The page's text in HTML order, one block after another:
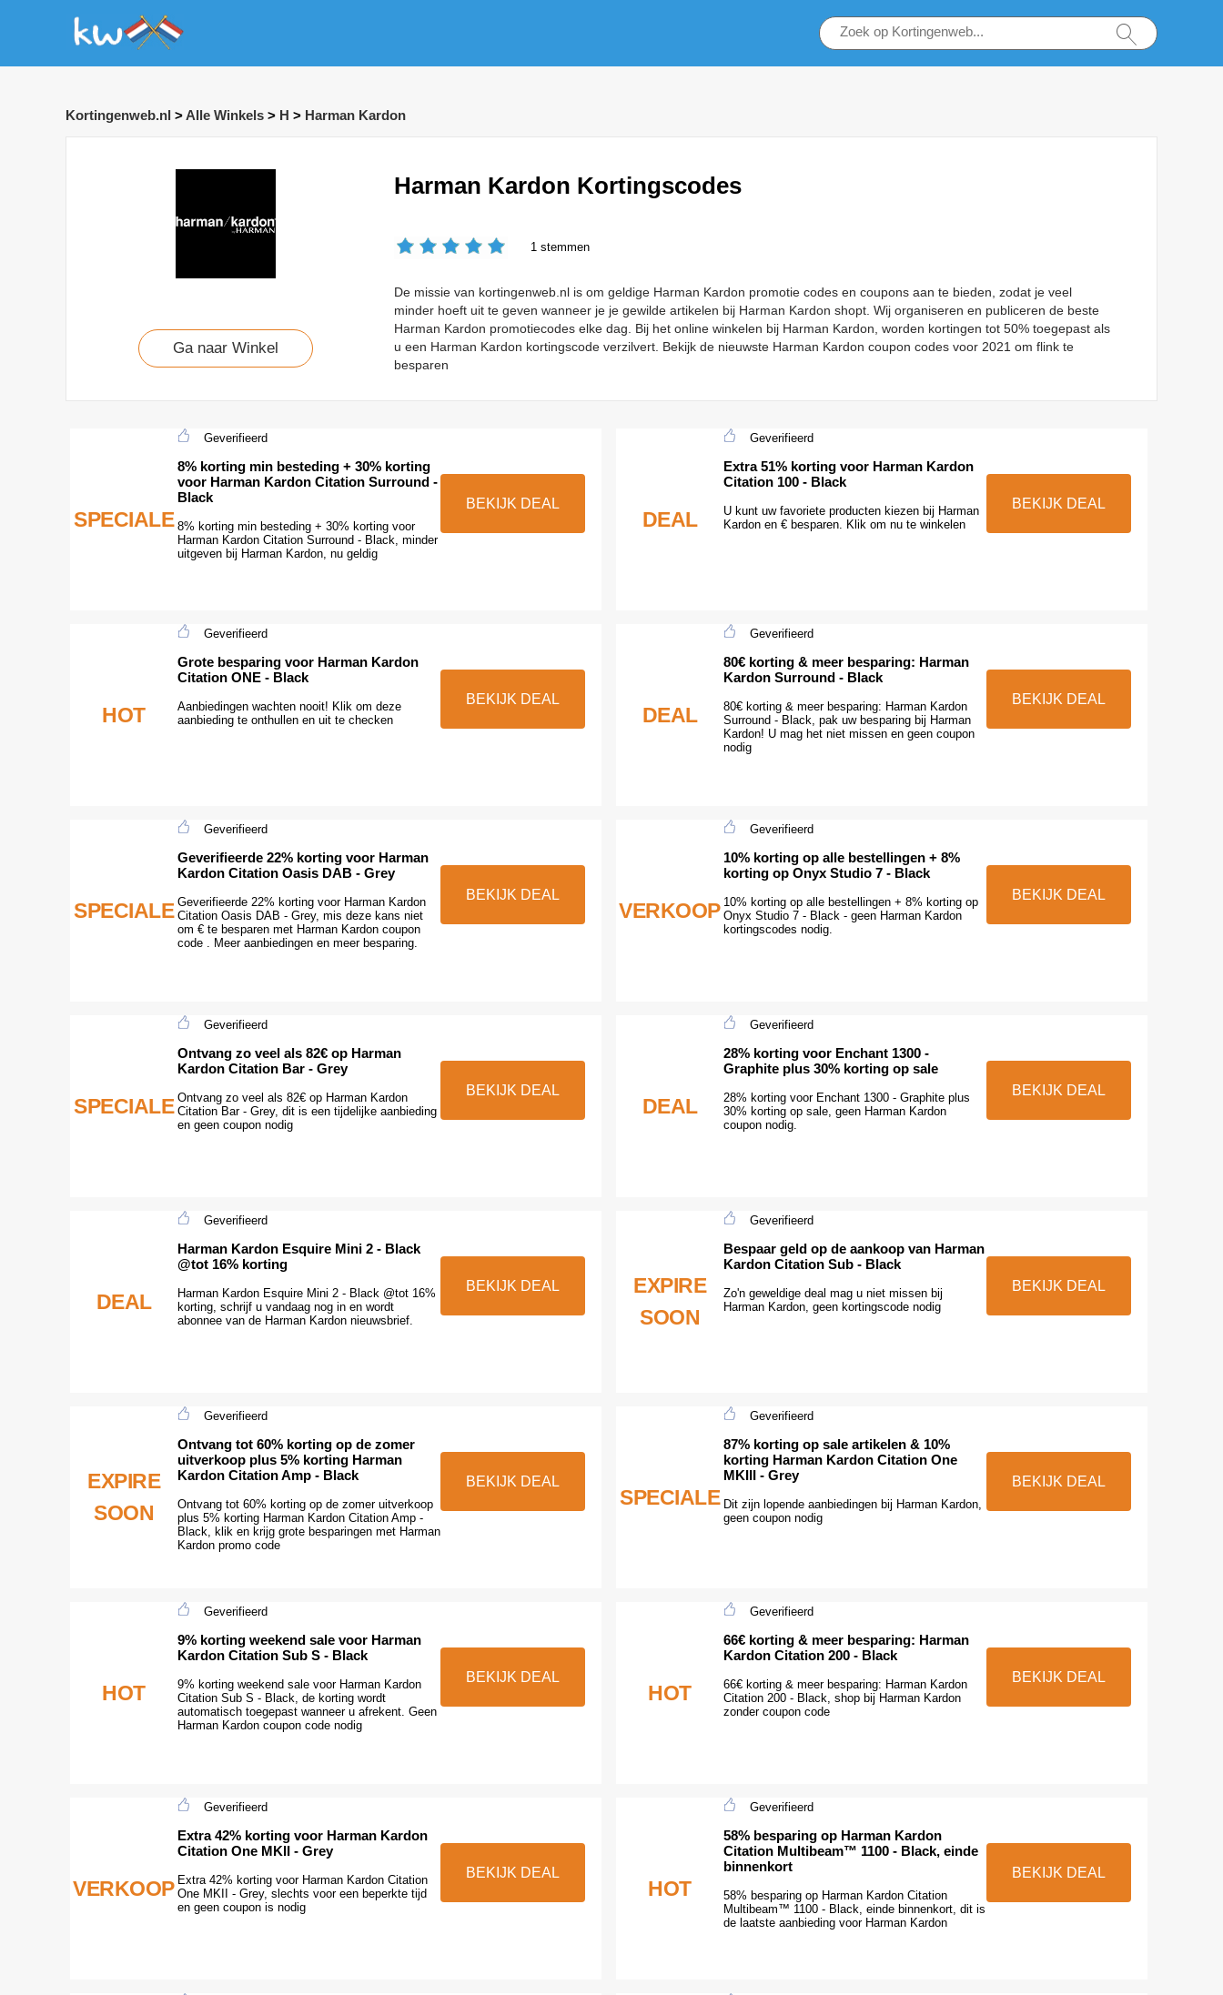
Kortingenweb.nl > Alle Winkels > H > Harman Kardon
Ga naar Winkel
Harman Kardon Kortingscodes
1 stemmen
De missie van kortingenweb.nl is om geldige Harman Kardon promotie codes en coupons aan te bieden, zodat je veel
minder hoeft uit te geven wanneer je je gewilde artikelen bij Harman Kardon shopt. Wij organiseren en publiceren de beste
Harman Kardon promotiecodes elke dag. Bij het online winkelen bij Harman Kardon, worden kortingen tot 50% toegepast als
u een Harman Kardon kortingscode verzilvert. Bekijk de nieuwste Harman Kardon coupon codes voor 2021 om flink te
besparen
SPECIALE
Geverifieerd
8% korting min besteding + 30% korting
voor Harman Kardon Citation Surround -
Black
8% korting min besteding + 30% korting voor
Harman Kardon Citation Surround - Black, minder
uitgeven bij Harman Kardon, nu geldig
BEKIJK DEAL
DEAL
Geverifieerd
Extra 51% korting voor Harman Kardon
Citation 100 - Black
U kunt uw favoriete producten kiezen bij Harman
Kardon en € besparen. Klik om nu te winkelen
BEKIJK DEAL
HOT
Geverifieerd
Grote besparing voor Harman Kardon
Citation ONE - Black
Aanbiedingen wachten nooit! Klik om deze
aanbieding te onthullen en uit te checken
BEKIJK DEAL
DEAL
Geverifieerd
80€ korting & meer besparing: Harman
Kardon Surround - Black
80€ korting & meer besparing: Harman Kardon
Surround - Black, pak uw besparing bij Harman
Kardon! U mag het niet missen en geen coupon
nodig
BEKIJK DEAL
SPECIALE
Geverifieerd
Geverifieerde 22% korting voor Harman
Kardon Citation Oasis DAB - Grey
Geverifieerde 22% korting voor Harman Kardon
Citation Oasis DAB - Grey, mis deze kans niet
om € te besparen met Harman Kardon coupon
code . Meer aanbiedingen en meer besparing.
BEKIJK DEAL
VERKOOP
Geverifieerd
10% korting op alle bestellingen + 8%
korting op Onyx Studio 7 - Black
10% korting op alle bestellingen + 8% korting op
Onyx Studio 7 - Black - geen Harman Kardon
kortingscodes nodig.
BEKIJK DEAL
SPECIALE
Geverifieerd
Ontvang zo veel als 82€ op Harman
Kardon Citation Bar - Grey
Ontvang zo veel als 82€ op Harman Kardon
Citation Bar - Grey, dit is een tijdelijke aanbieding
en geen coupon nodig
BEKIJK DEAL
DEAL
Geverifieerd
28% korting voor Enchant 1300 -
Graphite plus 30% korting op sale
28% korting voor Enchant 1300 - Graphite plus
30% korting op sale, geen Harman Kardon
coupon nodig.
BEKIJK DEAL
DEAL
Geverifieerd
Harman Kardon Esquire Mini 2 - Black
@tot 16% korting
Harman Kardon Esquire Mini 2 - Black @tot 16%
korting, schrijf u vandaag nog in en wordt
abonnee van de Harman Kardon nieuwsbrief.
BEKIJK DEAL
EXPIRE
SOON
Geverifieerd
Bespaar geld op de aankoop van Harman
Kardon Citation Sub - Black
Zo'n geweldige deal mag u niet missen bij
Harman Kardon, geen kortingscode nodig
BEKIJK DEAL
EXPIRE
SOON
Geverifieerd
Ontvang tot 60% korting op de zomer
uitverkoop plus 5% korting Harman
Kardon Citation Amp - Black
Ontvang tot 60% korting op de zomer uitverkoop
plus 5% korting Harman Kardon Citation Amp -
Black, klik en krijg grote besparingen met Harman
Kardon promo code
BEKIJK DEAL
SPECIALE
Geverifieerd
87% korting op sale artikelen & 10%
korting Harman Kardon Citation One
MKIII - Grey
Dit zijn lopende aanbiedingen bij Harman Kardon,
geen coupon nodig
BEKIJK DEAL
HOT
Geverifieerd
9% korting weekend sale voor Harman
Kardon Citation Sub S - Black
9% korting weekend sale voor Harman Kardon
Citation Sub S - Black, de korting wordt
automatisch toegepast wanneer u afrekent. Geen
Harman Kardon coupon code nodig
BEKIJK DEAL
HOT
Geverifieerd
66€ korting & meer besparing: Harman
Kardon Citation 200 - Black
66€ korting & meer besparing: Harman Kardon
Citation 200 - Black, shop bij Harman Kardon
zonder coupon code
BEKIJK DEAL
VERKOOP
Geverifieerd
Extra 42% korting voor Harman Kardon
Citation One MKII - Grey
Extra 42% korting voor Harman Kardon Citation
One MKII - Grey, slechts voor een beperkte tijd
en geen coupon is nodig
BEKIJK DEAL
HOT
Geverifieerd
58% besparing op Harman Kardon
Citation Multibeam™ 1100 - Black, einde
binnenkort
58% besparing op Harman Kardon Citation
Multibeam™ 1100 - Black, einde binnenkort, dit is
de laatste aanbieding voor Harman Kardon
BEKIJK DEAL